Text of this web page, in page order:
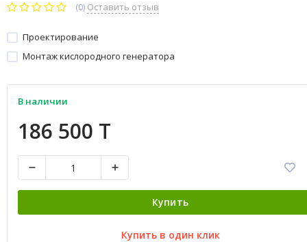
(0) Оставить отзыв
Проектирование
Монтаж кислородного генератора
В наличии
186 500 T
Купить
Купить в один клик